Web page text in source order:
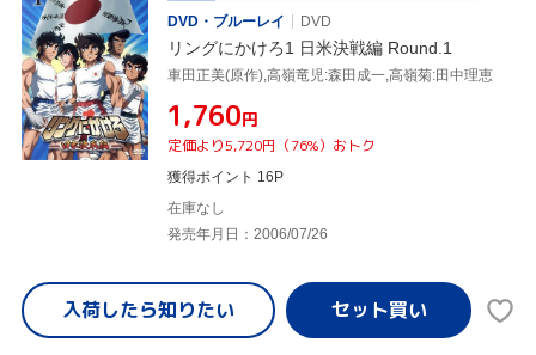
DVD・ブルーレイ
DVD
リングにかけろ1 日米決戦編 Round.1
車田正美(原作),高嶺竜児:森田成一,高嶺菊:田中理恵
¥1,760円
定価より5,720円（76%）おトク
獲得ポイント 16P
在庫なし
発売年月日：2006/07/26
入荷したら知りたい